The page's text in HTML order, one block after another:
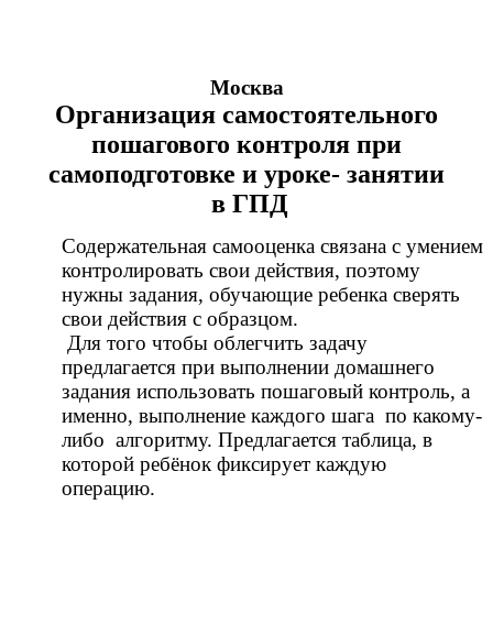
Москва
Организация самостоятельного
пошагового контроля при
самоподготовке и уроке- занятии
в ГПД
Содержательная самооценка связана с умением
контролировать свои действия, поэтому
нужны задания, обучающие ребенка сверять
свои действия с образцом.
Для того чтобы облегчить задачу
предлагается при выполнении домашнего
задания использовать пошаговый контроль, а
именно, выполнение каждого шага по какому-
либо алгоритму. Предлагается таблица, в
которой ребёнок фиксирует каждую
операцию.